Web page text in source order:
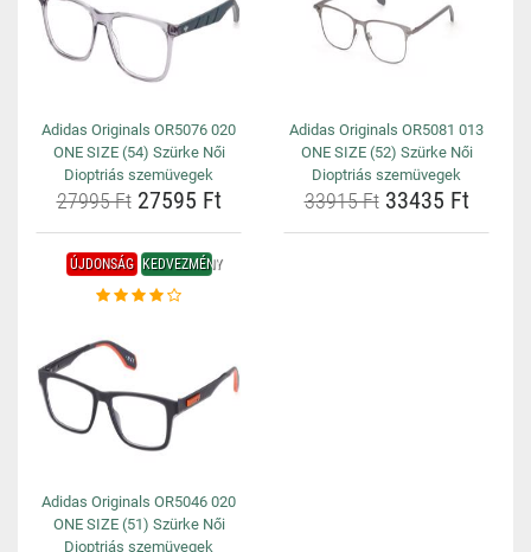
Adidas Originals OR5076 020
ONE SIZE (54) Szürke Női
Dioptriás szemüvegek
27995 Ft27595 Ft
Adidas Originals OR5081 013
ONE SIZE (52) Szürke Női
Dioptriás szemüvegek
33915 Ft33435 Ft
ÚJDONSÁG KEDVEZMÉNY
Adidas Originals OR5046 020
ONE SIZE (51) Szürke Női
Dioptriás szemüvegek